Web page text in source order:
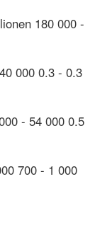
180 000 -
000 0.3 - 0.3
- 54 000 0.5
700 - 1 000